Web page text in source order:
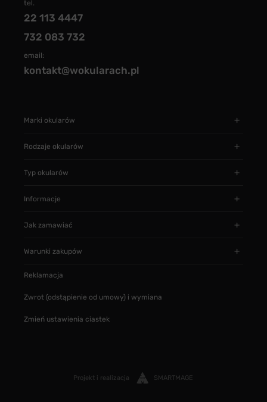
tel.
22 113 4447
732 083 732
email:
kontakt@wokularach.pl
Marki okularów
Rodzaje okularów
Typ okularów
Informacje
Jak zamawiać
Warunki zakupów
Reklamacja
Zwrot (odstąpienie od umowy) i wymiana
Zmień ustawienia ciastek
Projekt i realizacja SMARTMAGE